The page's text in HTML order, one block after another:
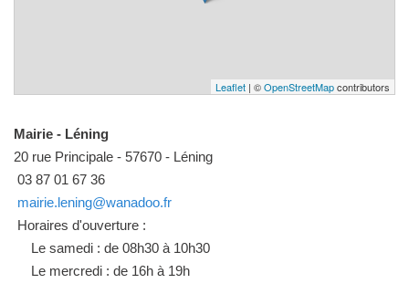
Leaflet | ©OpenStreetMapcontributors
Mairie - Léning
20 rue Principale - 57670 - Léning
03 87 01 67 36
mairie.lening@wanadoo.fr
Horaires d'ouverture :
Le samedi : de 08h30 à 10h30
Le mercredi : de 16h à 19h